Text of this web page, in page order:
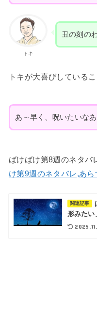
トキ
丑の刻の
トキが大喜びしている
あ～早く、呪いたいなあ
ばけばけ第8週のネタバ
け第9週のネタバレ,あら
関連記事
形みたい